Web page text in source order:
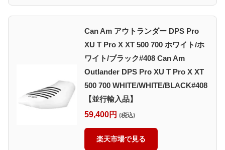
Can Am アウトランダー DPS Pro
XU T Pro X XT 500 700 ホワイト/ホ
ワイト/ブラック#408 Can Am
Outlander DPS Pro XU T Pro X XT
500 700 WHITE/WHITE/BLACK#408
【並行輸入品】
59,400円 (税込)
楽天市場で見る